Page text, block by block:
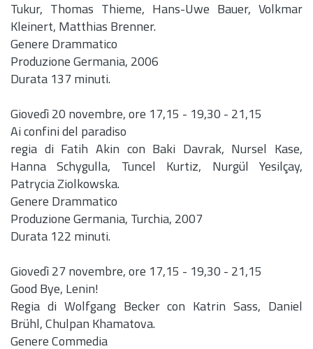
Tukur, Thomas Thieme, Hans-Uwe Bauer, Volkmar
Kleinert, Matthias Brenner.
Genere Drammatico
Produzione Germania, 2006
Durata 137 minuti.
Giovedì 20 novembre, ore 17,15 - 19,30 - 21,15
Ai confini del paradiso
regia di Fatih Akin con Baki Davrak, Nursel Kase,
Hanna Schygulla, Tuncel Kurtiz, Nurgül Yesilçay,
Patrycia Ziolkowska.
Genere Drammatico
Produzione Germania, Turchia, 2007
Durata 122 minuti.
Giovedì 27 novembre, ore 17,15 - 19,30 - 21,15
Good Bye, Lenin!
Regia di Wolfgang Becker con Katrin Sass, Daniel
Brühl, Chulpan Khamatova.
Genere Commedia